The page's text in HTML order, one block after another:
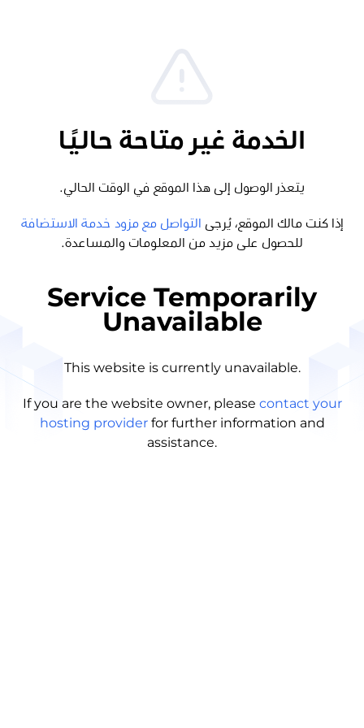
الخدمة غير متاحة حاليًا
يتعذر الوصول إلى هذا الموقع في الوقت الحالي.
إذا كنت مالك الموقع، يُرجى
التواصل مع مزود خدمة الاستضافة
للحصول على مزيد من المعلومات والمساعدة.
Service Temporarily
Unavailable
This website is currently unavailable.
If you are the website owner, please contact your
hosting provider for further information and
assistance.